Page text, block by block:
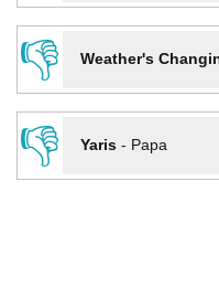
👎
Weather's
👎
Yaris- Papa